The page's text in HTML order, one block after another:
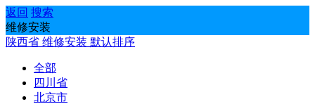
返回 搜索
维修安装
陕西省 维修安装 默认排序
全部
四川省
北京市